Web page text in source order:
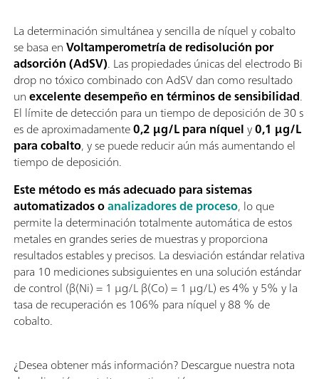
La determinación simultánea y sencilla de níquel y cobalto
se basa enVoltamperometría de redisolución por
adsorción (AdSV). Las propiedades únicas del electrodo Bi
drop no tóxico combinado con AdSV dan como resultado
unexcelente desempeño en términos de sensibilidad.
El límite de detección para un tiempo de deposición de 30 s
es de aproximadamente0,2 µg/L para níquely0,1 µg/L
para cobalto, y se puede reducir aún más aumentando el
tiempo de deposición.
Este método es más adecuado para sistemas
automatizados oanalizadores de proceso, lo que
permite la determinación totalmente automática de estos
metales en grandes series de muestras y proporciona
resultados estables y precisos. La desviación estándar relativa
para 10 mediciones subsiguientes en una solución estándar
de control (β(Ni) = 1 µg/L β(Co) = 1 µg/L) es 4% y 5% y la
tasa de recuperación es 106% para níquel y 88 % de
cobalto.
¿Desea obtener más información? Descargue nuestra nota